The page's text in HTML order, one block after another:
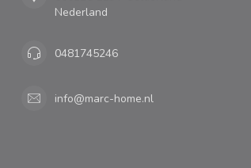
Nederland
0481745246
info@marc-home.nl